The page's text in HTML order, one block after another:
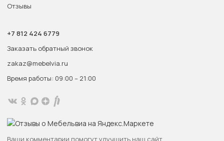
Отзывы
+7 812 424 6779
Заказать обратный звонок
zakaz@mebelvia.ru
Время работы: 09:00 – 21:00
Ваши комментарии помогут улучшить наш сайт